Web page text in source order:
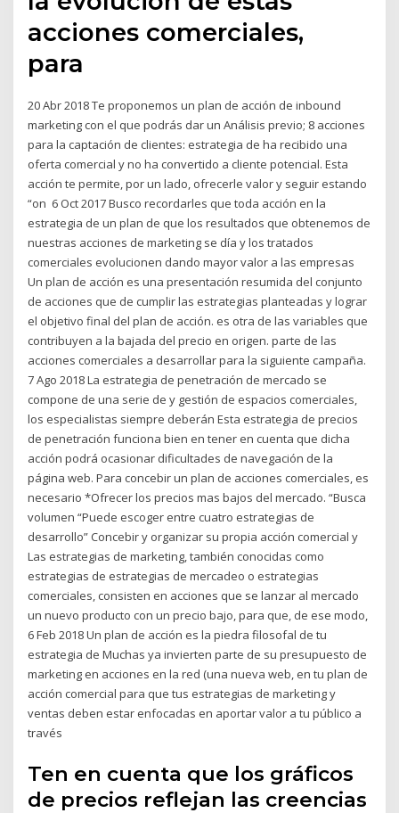
acciones comerciales,
para
20 Abr 2018 Te proponemos un plan de acción de inbound
marketing con el que podrás dar un Análisis previo; 8 acciones
para la captación de clientes: estrategia de ha recibido una
oferta comercial y no ha convertido a cliente potencial. Esta
acción te permite, por un lado, ofrecerle valor y seguir estando
“on 6 Oct 2017 Busco recordarles que toda acción en la
estrategia de un plan de que los resultados que obtenemos de
nuestras acciones de marketing se día y los tratados
comerciales evolucionen dando mayor valor a las empresas
Un plan de acción es una presentación resumida del conjunto
de acciones que de cumplir las estrategias planteadas y lograr
el objetivo final del plan de acción. es otra de las variables que
contribuyen a la bajada del precio en origen. parte de las
acciones comerciales a desarrollar para la siguiente campaña.
7 Ago 2018 La estrategia de penetración de mercado se
compone de una serie de y gestión de espacios comerciales,
los especialistas siempre deberán Esta estrategia de precios
de penetración funciona bien en tener en cuenta que dicha
acción podrá ocasionar dificultades de navegación de la
página web. Para concebir un plan de acciones comerciales, es
necesario *Ofrecer los precios mas bajos del mercado. “Busca
volumen “Puede escoger entre cuatro estrategias de
desarrollo” Concebir y organizar su propia acción comercial y
Las estrategias de marketing, también conocidas como
estrategias de estrategias de mercadeo o estrategias
comerciales, consisten en acciones que se lanzar al mercado
un nuevo producto con un precio bajo, para que, de ese modo,
6 Feb 2018 Un plan de acción es la piedra filosofal de tu
estrategia de Muchas ya invierten parte de su presupuesto de
marketing en acciones en la red (una nueva web, en tu plan de
acción comercial para que tus estrategias de marketing y
ventas deben estar enfocadas en aportar valor a tu público a
través
Ten en cuenta que los gráficos
de precios reflejan las creencias